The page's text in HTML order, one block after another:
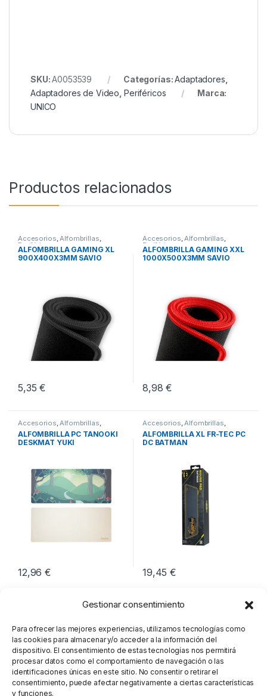
Gestionar consentimiento
Para ofrecer las mejores experiencias, utilizamos tecnologías como
las cookies para almacenar y/o acceder a la información del
dispositivo. El consentimiento de estas tecnologías nos permitirá
procesar datos como el comportamiento de navegación o las
identificaciones únicas en este sitio. No consentir o retirar el
consentimiento, puede afectar negativamente a ciertas características
y funciones.
SKU:A0053539 Categorías:Adaptadores
Adaptadores de Video Periféricos
Marca:
UNICO
Productos relacionados
Accesorios,Alfombrillas,
Periféricos
ALFOMBRILLA GAMING XL
900X400X3MM SAVIO
5,35€
Accesorios,Alfombrillas,
Periféricos
ALFOMBRILLA GAMING XXL
1000X500X3MM SAVIO
8,98€
Accesorios,Alfombrillas,
Periféricos
ALFOMBRILLA PC TANOOKI
DESKMAT YUKI
12,96€
Accesorios,Alfombrillas,
Periféricos
ALFOMBRILLA XL FR-TEC PC
DC BATMAN
19,45€